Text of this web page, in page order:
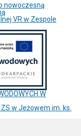
nowoczesną
VR w Zespole
W
w Jeżowem im. ks.